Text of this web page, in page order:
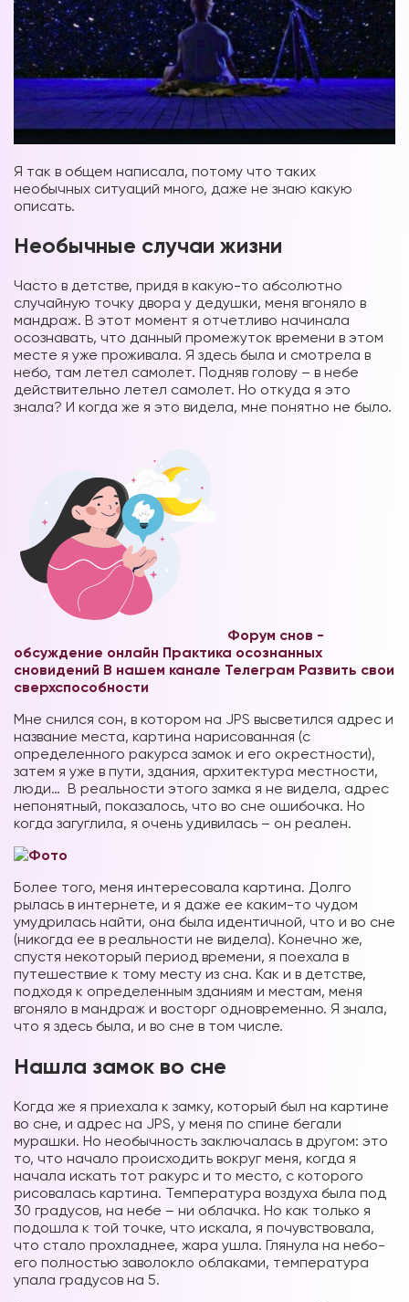
Я так в общем написала, потому что таких
необычных ситуаций много, даже не знаю какую
описать.
Необычные случаи жизни
Часто в детстве, придя в какую-то абсолютно
случайную точку двора у дедушки, меня вгоняло в
мандраж. В этот момент я отчетливо начинала
осознавать, что данный промежуток времени в этом
месте я уже проживала. Я здесь была и смотрела в
небо, там летел самолет. Подняв голову – в небе
действительно летел самолет. Но откуда я это
знала? И когда же я это видела, мне понятно не было.
Форум снов -
обсуждение онлайн Практика осознанных
сновидений В нашем канале Телеграм Развить свои
сверхспособности
Мне снился сон, в котором на JPS высветился адрес и
название места, картина нарисованная (с
определенного ракурса замок и его окрестности),
затем я уже в пути, здания, архитектура местности,
люди… В реальности этого замка я не видела, адрес
непонятный, показалось, что во сне ошибочка. Но
когда загуглила, я очень удивилась – он реален.
Более того, меня интересовала картина. Долго
рылась в интернете, и я даже ее каким-то чудом
умудрилась найти, она была идентичной, что и во сне
(никогда ее в реальности не видела). Конечно же,
спустя некоторый период времени, я поехала в
путешествие к тому месту из сна. Как и в детстве,
подходя к определенным зданиям и местам, меня
вгоняло в мандраж и восторг одновременно. Я знала,
что я здесь была, и во сне в том числе.
Нашла замок во сне
Когда же я приехала к замку, который был на картине
во сне, и адрес на JPS, у меня по спине бегали
мурашки. Но необычность заключалась в другом: это
то, что начало происходить вокруг меня, когда я
начала искать тот ракурс и то место, с которого
рисовалась картина. Температура воздуха была под
30 градусов, на небе – ни облачка. Но как только я
подошла к той точке, что искала, я почувствовала,
что стало прохладнее, жара ушла. Глянула на небо-
его полностью заволокло облаками, температура
упала градусов на 5.